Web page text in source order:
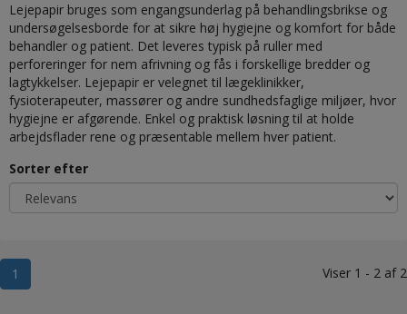
Lejepapir bruges som engangsunderlag på behandlingsbrikse og
undersøgelsesborde for at sikre høj hygiejne og komfort for både
behandler og patient. Det leveres typisk på ruller med
perforeringer for nem afrivning og fås i forskellige bredder og
lagtykkelser. Lejepapir er velegnet til lægeklinikker,
fysioterapeuter, massører og andre sundhedsfaglige miljøer, hvor
hygiejne er afgørende. Enkel og praktisk løsning til at holde
arbejdsflader rene og præsentable mellem hver patient.
Sorter efter
Viser 1 - 2 af 2
1